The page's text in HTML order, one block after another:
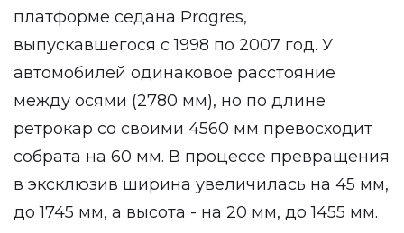
платформе седана Progres,
выпускавшегося с 1998 по 2007 год. У
автомобилей одинаковое расстояние
между осями (2780 мм), но по длине
ретрокар со своими 4560 мм превосходит
собрата на 60 мм. В процессе превращения
в эксклюзив ширина увеличилась на 45 мм,
до 1745 мм, а высота - на 20 мм, до 1455 мм.